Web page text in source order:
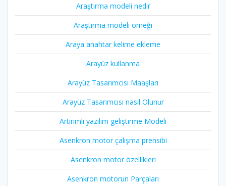
Araştırma modeli nedir
Araştırma modeli örneği
Araya anahtar kelime ekleme
Arayüz kullanma
Arayüz Tasarımcısı Maaşları
Arayüz Tasarımcısı nasıl Olunur
Artırımlı yazılım geliştirme Modeli
Asenkron motor çalışma prensibi
Asenkron motor özellikleri
Asenkron motorun Parçaları